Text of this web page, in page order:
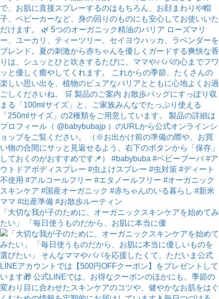
「大切な我が子のために、オーガニックスキンケアを始めてみ
たい」 「毎日使うものだから、お肌に本当に優